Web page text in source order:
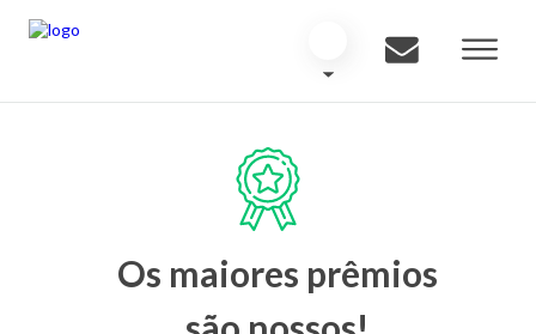
Os maiores prêmios